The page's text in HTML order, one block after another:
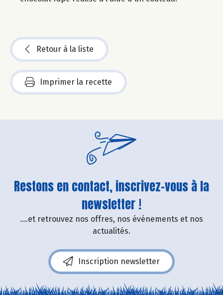
Retour à la liste
Imprimer la recette
Restons en contact, inscrivez-vous à la
newsletter !
....et retrouvez nos offres, nos événements et nos
actualités.
Inscription newsletter